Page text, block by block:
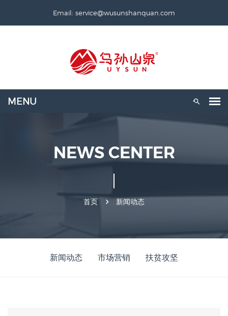
Email: service@wusunshanquan.com
NEWS CENTER
首页 新闻动态
新闻动态 市场营销 扶贫攻坚